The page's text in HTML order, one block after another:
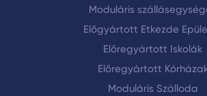
Moduláris
Előgyártott Etkezde
Előregyártott Iskolák
Előregyártott
Moduláris Szálloda